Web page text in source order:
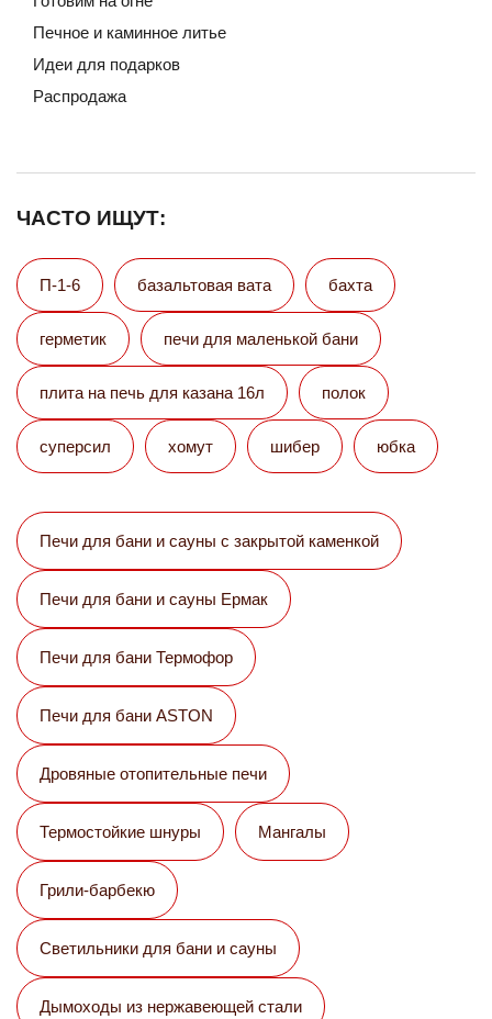
Печное и каминное литье
Идеи для подарков
Распродажа
ЧАСТО ИЩУТ:
П-1-6 базальтовая вата бахта
герметик печи для маленькой бани
плита на печь для казана 16л полок
суперсил хомут шибер юбка
Печи для бани и сауны с закрытой каменкой
Печи для бани и сауны Eрмак
Печи для бани Термофор
Печи для бани ASTON
Дровяные отопительные печи
Термостойкие шнуры Мангалы
Грили-барбекю
Светильники для бани и сауны
Дымоходы из нержавеющей стали